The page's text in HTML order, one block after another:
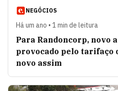
NEGÓCIOS
Há um ano • 1 min de leitura
Para Randoncorp, novo
provocado pelo tarifaço
novo assim